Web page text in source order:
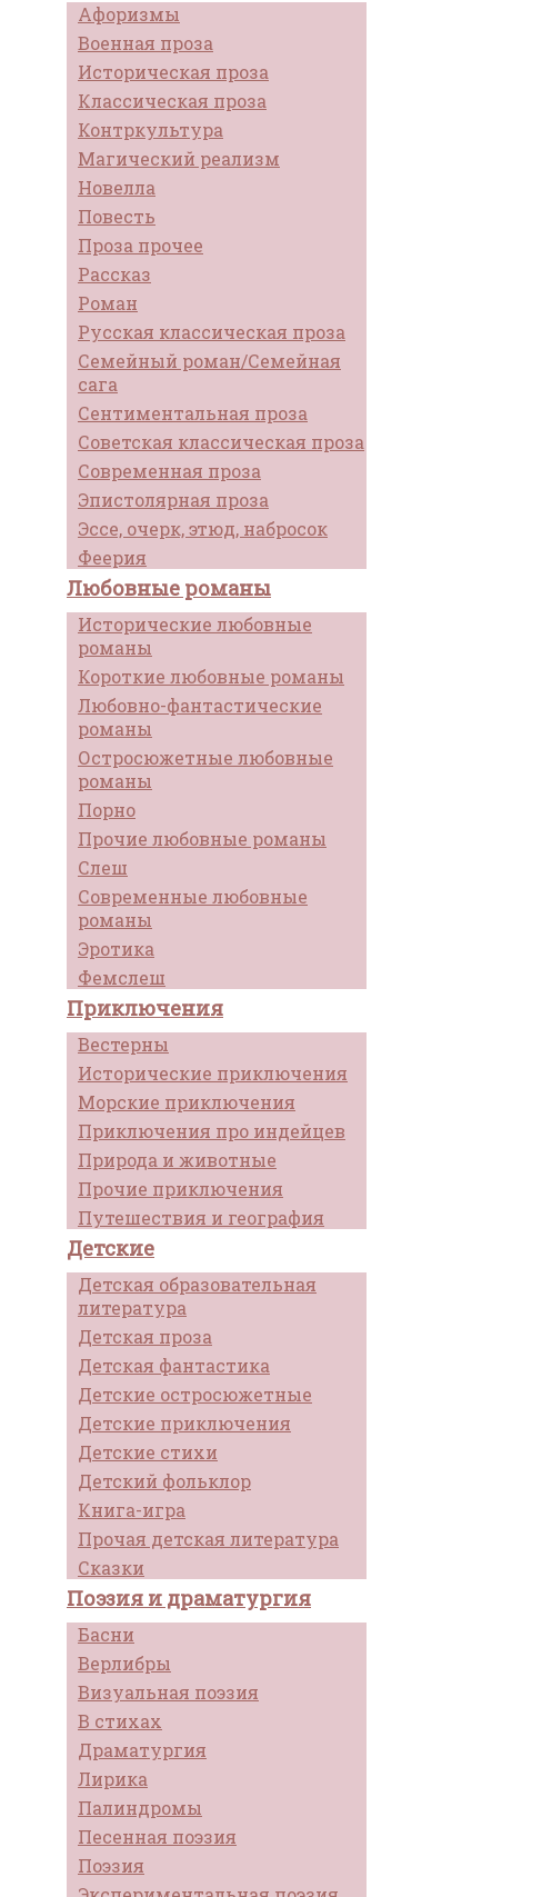
Афоризмы
Военная проза
Историческая проза
Классическая проза
Контркультура
Магический реализм
Новелла
Повесть
Проза прочее
Рассказ
Роман
Русская классическая проза
Семейный роман/Семейная
сага
Сентиментальная проза
Советская классическая проза
Современная проза
Эпистолярная проза
Эссе, очерк, этюд, набросок
Феерия
Любовные романы
Исторические любовные
романы
Короткие любовные романы
Любовно-фантастические
романы
Остросюжетные любовные
романы
Порно
Прочие любовные романы
Слеш
Современные любовные
романы
Эротика
Фемслеш
Приключения
Вестерны
Исторические приключения
Морские приключения
Приключения про индейцев
Природа и животные
Прочие приключения
Путешествия и география
Детские
Детская образовательная
литература
Детская проза
Детская фантастика
Детские остросюжетные
Детские приключения
Детские стихи
Детский фольклор
Книга-игра
Прочая детская литература
Сказки
Поэзия и драматургия
Басни
Верлибры
Визуальная поэзия
В стихах
Драматургия
Лирика
Палиндромы
Песенная поэзия
Поэзия